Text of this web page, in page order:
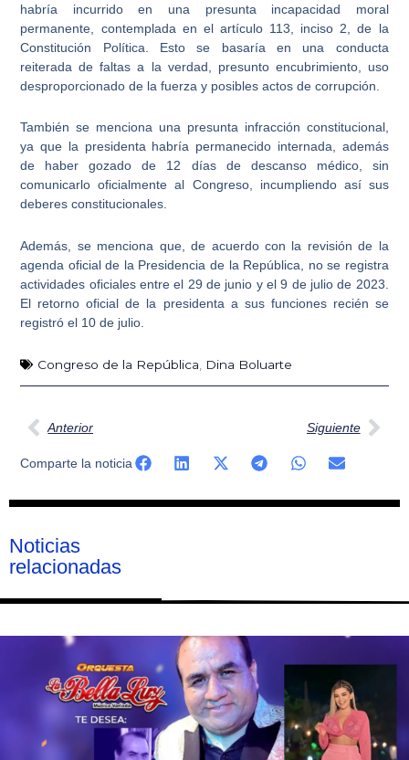
habría incurrido en una presunta incapacidad moral
permanente , contemplada en el artículo 113, inciso 2, de la
Constitución Política. Esto se basaría en una conducta
reiterada de faltas a la verdad, presunto encubrimiento, uso
desproporcionado de la fuerza y posibles actos de corrupción.
También se menciona una presunta infracción constitucional,
ya que la presidenta habría permanecido internada , además
de haber gozado de 12 días de descanso médico, sin
comunicarlo oficialmente al Congreso, incumpliendo así sus
deberes constitucionales.
Además, se menciona que, de acuerdo con la revisión de la
agenda oficial de la Presidencia de la República, no se registra
actividades oficiales entre el 29 de junio y el 9 de julio de 2023
El retorno oficial de la presidenta a sus funciones recién se
registró el 10 de julio.
Congreso de la República Dina Boluarte
Ant
Anterior Siguiente
Comparte la noticia
Noticias
relacionadas
PáginaPágina
Página
Página
Página